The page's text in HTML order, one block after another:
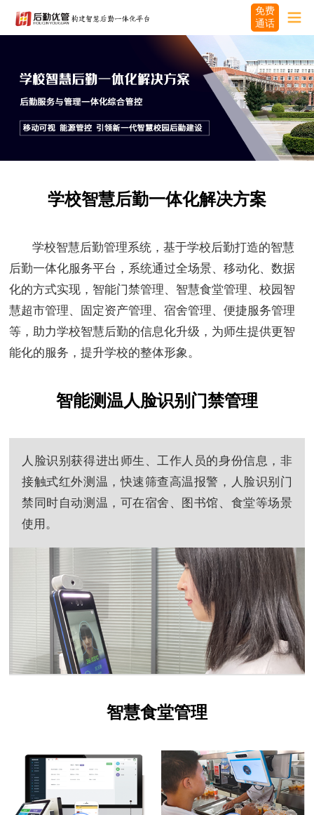
免费
通话
学校智慧后勤一体化解决方案
学校智慧后勤管理系统，基于学校后勤打造的智慧
后勤一体化服务平台，系统通过全场景、移动化、数据
化的方式实现，智能门禁管理、智慧食堂管理、校园智
慧超市管理、固定资产管理、宿舍管理、便捷服务管理
等，助力学校智慧后勤的信息化升级，为师生提供更智
能化的服务，提升学校的整体形象。
智能测温人脸识别门禁管理
人脸识别获得进出师生、工作人员的身份信息，非
接触式红外测温，快速筛查高温报警，人脸识别门
禁同时自动测温，可在宿舍、图书馆、食堂等场景
使用。
智慧食堂管理